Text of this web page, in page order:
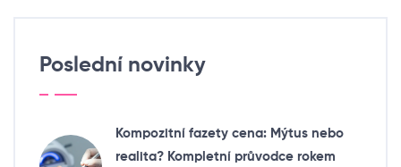
Poslední novinky
Kompozitní fazety cena: Mýtus nebo
realita? Kompletní průvodce rokem